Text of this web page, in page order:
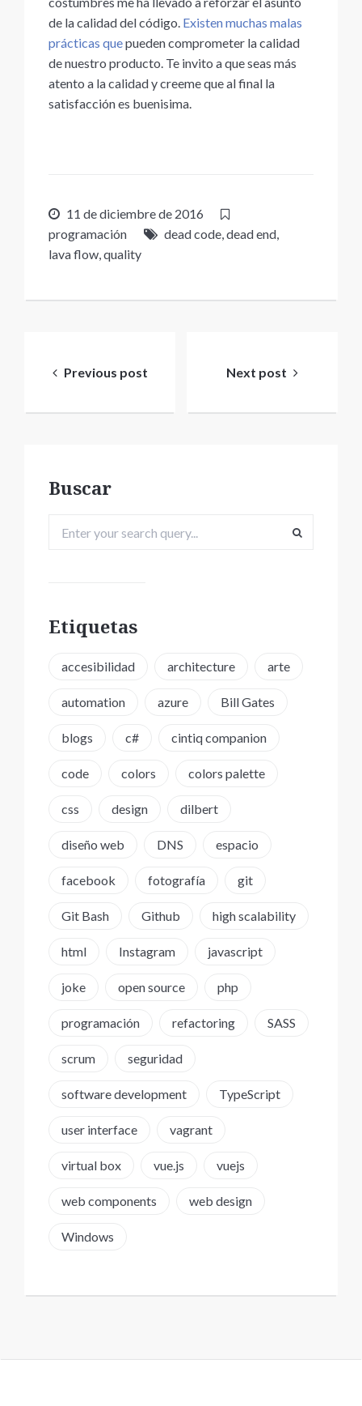
de la calidad del código. Existen muchas malas
prácticas quepueden comprometer la calidad
de nuestro producto. Te invito a que seas más
atento a la calidad y creeme que al final la
satisfacción es buenisima.
11 de diciembre de 2016
programación
dead code,dead end,
lava flow,quality
entradas
Previous post Next post
Buscar
Etiquetas
accesibilidad architecture arte
automation azure Bill Gates
blogs c# cintiq companion
code colors colors palette
css design dilbert
diseño web DNS espacio
facebook fotografía git
Git Bash Github high scalability
html Instagram javascript
joke open source php
programación refactoring SASS
scrum seguridad
software development TypeScript
user interface vagrant
virtual box vue.js vuejs
web components web design
Windows